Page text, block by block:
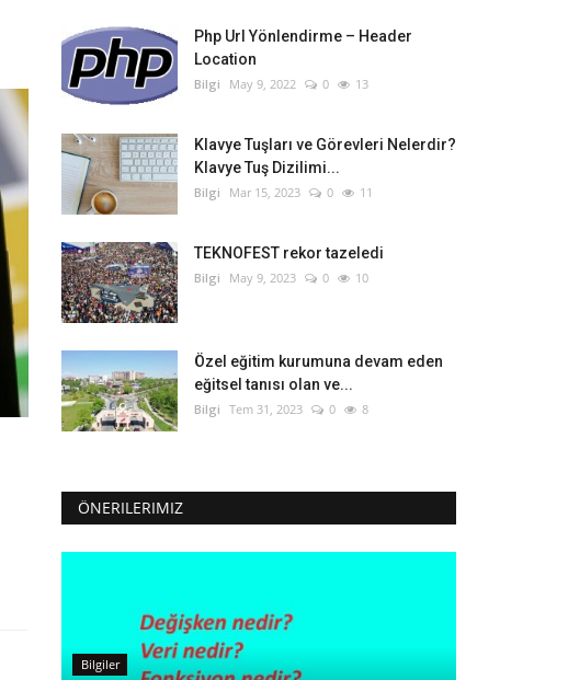
Php Url Yönlendirme – Header
Location
Bilgi May 9, 2022 0 13
Klavye Tuşları ve Görevleri Nelerdir?
Klavye Tuş Dizilimi...
Bilgi Mar 15, 2023 0 11
TEKNOFEST rekor tazeledi
Bilgi May 9, 2023 0 10
Özel eğitim kurumuna devam eden
eğitsel tanısı olan ve...
Bilgi Tem 31, 2023 0 8
ÖNERILERIMIZ
Bilgiler